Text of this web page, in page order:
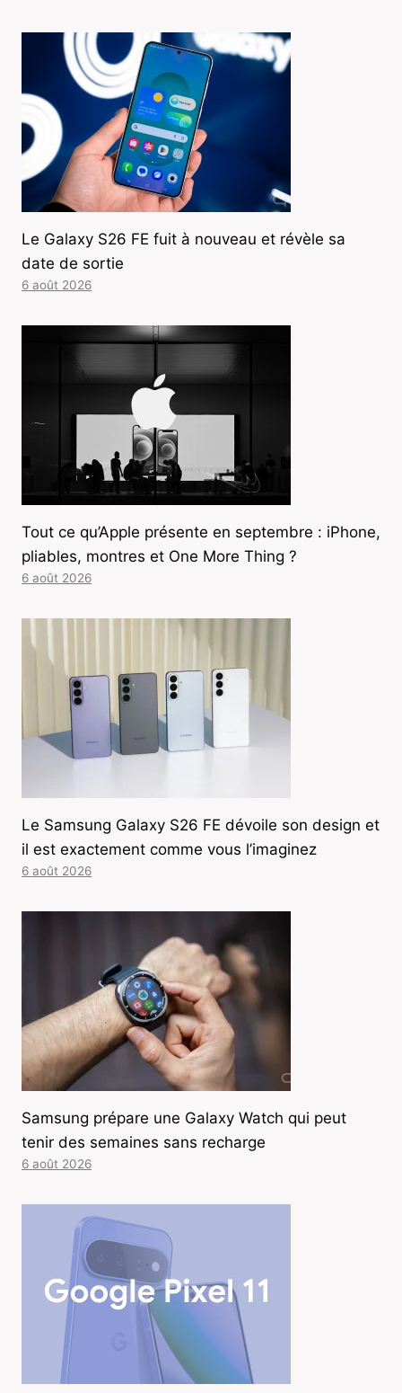
Le Galaxy S26 FE fuit à nouveau et révèle sa
date de sortie
6 août 2026
Tout ce qu’Apple présente en septembre : iPhone,
pliables, montres et One More Thing ?
6 août 2026
Le Samsung Galaxy S26 FE dévoile son design et
il est exactement comme vous l’imaginez
6 août 2026
Samsung prépare une Galaxy Watch qui peut
tenir des semaines sans recharge
6 août 2026